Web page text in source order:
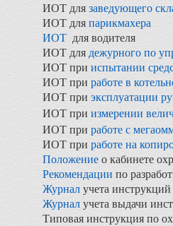
ИОТ для заведующего
ИОТ для парикмахера
ИОТ для водителя
ИОТ для дежурного по
ИОТ при испытании
ИОТ при работе в
ИОТ при эксплуатации
ИОТ при измерении
ИОТ при работе с
ИОТ при работе на
Положение о кабинете
Рекомендации по
Журнал учета
Журнал учета выдачи
Типовая инструкция по